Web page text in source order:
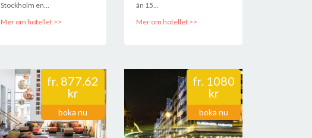
Stockholm en...
Mer om hotellet >>
fr. 877.62
kr
boka nu
än 15...
Mer om hotellet >>
fr. 1080
kr
boka nu